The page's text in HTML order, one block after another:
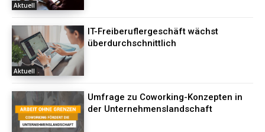
Aktuell
Aktuell
IT-Freiberuflergeschäft wächst
überdurchschnittlich
Umfrage zu Coworking-Konzepten in
der Unternehmenslandschaft